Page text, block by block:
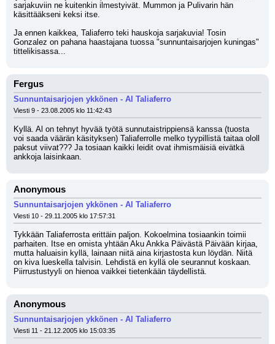
sarjakuviin ne kuitenkin ilmestyivät. Mummon ja Pulivarin hän
käsittääkseni keksi itse.
Ja ennen kaikkea, Taliaferro teki hauskoja sarjakuvia! Tosin
Gonzalez on pahana haastajana tuossa "sunnuntaisarjojen kuningas"
tittelikisassa...
Fergus
Sunnuntaisarjojen ykkönen - Al Taliaferro
Viesti 9 - 23.08.2005 klo 11:42:43
Kyllä. Al on tehnyt hyvää työtä sunnutaistrippiensä kanssa (tuosta
voi saada väärän käsityksen) Taliaferrolle melko tyypillistä taitaa ololl
paksut viivat??? Ja tosiaan kaikki leidit ovat ihmismäisiä eivätkä
ankkoja laisinkaan.
Anonymous
Sunnuntaisarjojen ykkönen - Al Taliaferro
Viesti 10 - 29.11.2005 klo 17:57:31
Tykkään Taliaferrosta erittäin paljon. Kokoelmina tosiaankin toimii
parhaiten. Itse en omista yhtään Aku Ankka Päivästä Päivään kirjaa,
mutta haluaisin kyllä, lainaan niitä aina kirjastosta kun löydän. Niitä
on kiva lueskella talvisin. Lehdistä en kyllä ole seurannut koskaan.
Piirrustustyyli on hienoa vaikkei tietenkään täydellistä.
Anonymous
Sunnuntaisarjojen ykkönen - Al Taliaferro
Viesti 11 - 21.12.2005 klo 15:03:35